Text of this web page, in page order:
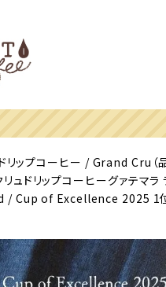
ドリップコーヒー
Grand Cru（
リュドリップコーヒーグァテ
Cup of Excellence 2025 1